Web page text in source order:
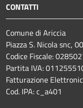
CONTATTI
Comune di Ariccia
Piazza S. Nicola snc,
Codice Fiscale:
Partita IVA:
Fatturazione
Cod. IPA: c_a401